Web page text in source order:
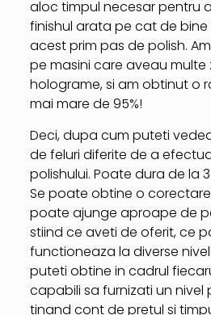
aloc timpul necesar pentru
finishul arata pe cat de
acest prim pas de polish.
pe masini care aveau multe
holograme, si am obtinut o
mai mare de 95%!
Deci, dupa cum puteti
de feluri diferite de a
polishului. Poate dura de la
Se poate obtine o corectare
poate ajunge aproape de
stiind ce aveti de oferit, ce
functioneaza la diverse
puteti obtine in cadrul
capabili sa furnizati un nivel
tinand cont de pretul si